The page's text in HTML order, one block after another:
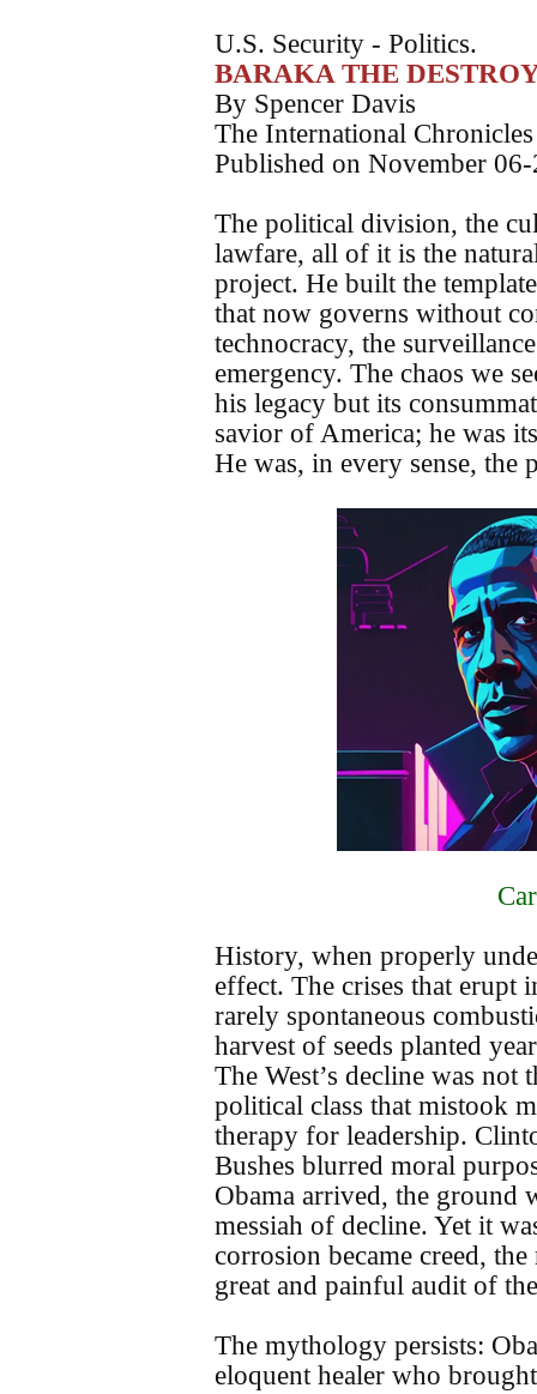
U.S. Security - Politics.
BARAKA THE
By Spencer Davis
The International Chronicles
Published on November
The political division, the
lawfare, all of it is the
project. He built the
that now governs without
technocracy, the
emergency. The chaos we
his legacy but its
savior of America; he was
He was, in every sense, the
History, when properly
effect. The crises that erupt
rarely spontaneous
harvest of seeds planted
The West’s decline was
political class that mistook
therapy for leadership.
Bushes blurred moral
Obama arrived, the ground
messiah of decline. Yet it
corrosion became creed,
great and painful audit of
The mythology persists:
eloquent healer who